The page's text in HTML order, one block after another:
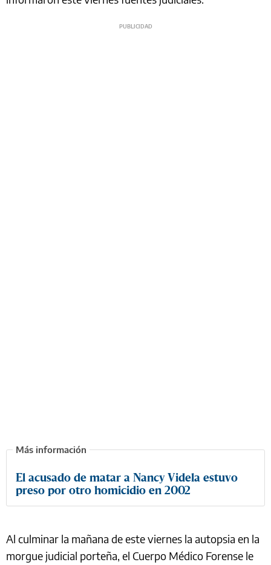
El acusado de matar a Nancy Videla estuvo
preso por otro homicidio en 2002
Al culminar la mañana de este viernes la autopsia en la
morgue judicial porteña, el Cuerpo Médico Forense le